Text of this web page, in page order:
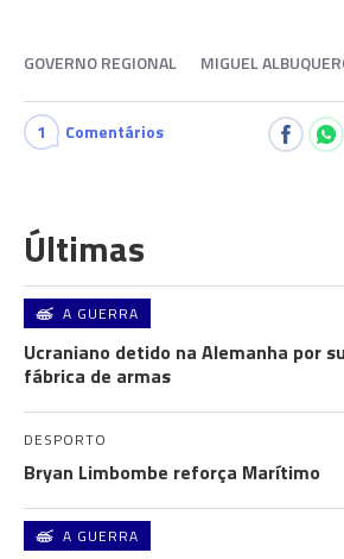
GOVERNO REGIONAL MIGUEL
1 Comentários
Últimas
A GUERRA
Ucraniano detido na Alemanha por
fábrica de armas
DESPORTO
Bryan Limbombe reforça Marítimo
A GUERRA